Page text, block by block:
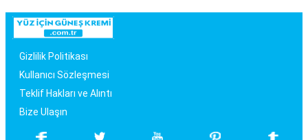
Gizlilik Politikası
Kullanıcı Sözleşmesi
Teklif Hakları ve Alıntı
Bize Ulaşın